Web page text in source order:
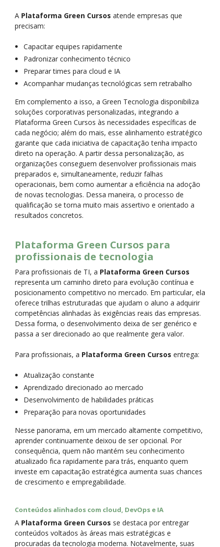
A Plataforma Green Cursos atende empresas que
precisam:
Capacitar equipes rapidamente
Padronizar conhecimento técnico
Preparar times para cloud e IA
Acompanhar mudanças tecnológicas sem retrabalho
Em complemento a isso, a Green Tecnologia disponibiliza
soluções corporativas personalizadas, integrando a
Plataforma Green Cursos às necessidades específicas de
cada negócio; além do mais, esse alinhamento estratégico
garante que cada iniciativa de capacitação tenha impacto
direto na operação. A partir dessa personalização, as
organizações conseguem desenvolver profissionais mais
preparados e, simultaneamente, reduzir falhas
operacionais, bem como aumentar a eficiência na adoção
de novas tecnologias. Dessa maneira, o processo de
qualificação se torna muito mais assertivo e orientado a
resultados concretos.
Plataforma Green Cursos para
profissionais de tecnologia
Para profissionais de TI, a Plataforma Green Cursos
representa um caminho direto para evolução contínua e
posicionamento competitivo no mercado. Em particular, ela
oferece trilhas estruturadas que ajudam o aluno a adquirir
competências alinhadas às exigências reais das empresas.
Dessa forma, o desenvolvimento deixa de ser genérico e
passa a ser direcionado ao que realmente gera valor.
Para profissionais, a Plataforma Green Cursos entrega:
Atualização constante
Aprendizado direcionado ao mercado
Desenvolvimento de habilidades práticas
Preparação para novas oportunidades
Nesse panorama, em um mercado altamente competitivo,
aprender continuamente deixou de ser opcional. Por
consequência, quem não mantém seu conhecimento
atualizado fica rapidamente para trás, enquanto quem
investe em capacitação estratégica aumenta suas chances
de crescimento e empregabilidade.
Conteúdos alinhados com cloud, DevOps e IA
A Plataforma Green Cursos se destaca por entregar
conteúdos voltados às áreas mais estratégicas e
procuradas da tecnologia moderna. Notavelmente, suas